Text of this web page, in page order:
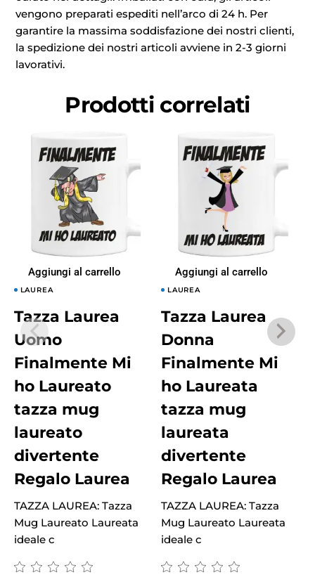
vengono preparati espediti nell’arco di 24 h. Per
garantire la massima soddisfazione dei nostri clienti,
la spedizione dei nostri articoli avviene in 2-3 giorni
lavorativi.
Prodotti correlati
Aggiungi al carrello
LAUREA
Tazza Laurea
Uomo
Finalmente Mi
ho Laureato
tazza mug
laureato
divertente
Regalo Laurea
TAZZA LAUREA: Tazza
Mug Laureato Laureata
ideale c
Aggiungi al carrello
LAUREA
Tazza Laurea
Donna
Finalmente Mi
ho Laureata
tazza mug
laureata
divertente
Regalo Laurea
TAZZA LAUREA: Tazza
Mug Laureato Laureata
ideale c